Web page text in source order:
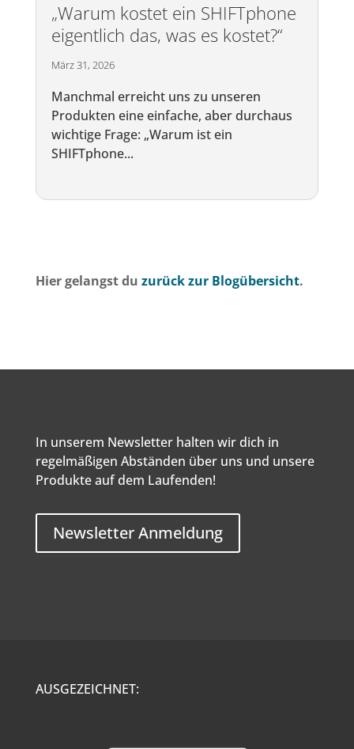
„Warum kostet ein SHIFTphone
eigentlich das, was es kostet?“
März 31, 2026
Manchmal erreicht uns zu unseren
Produkten eine einfache, aber durchaus
wichtige Frage: „Warum ist ein
SHIFTphone...
Hier gelangst du zurück zur Blogübersicht.
In unserem Newsletter halten wir dich in
regelmäßigen Abständen über uns und unsere
Produkte auf dem Laufenden!
Newsletter Anmeldung
AUSGEZEICHNET: